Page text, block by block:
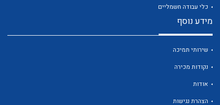
כלי עבודה חשמליים
מידע נוסף
שירותי תמיכה
נקודות מכירה
אודות
הצהרת נגישות